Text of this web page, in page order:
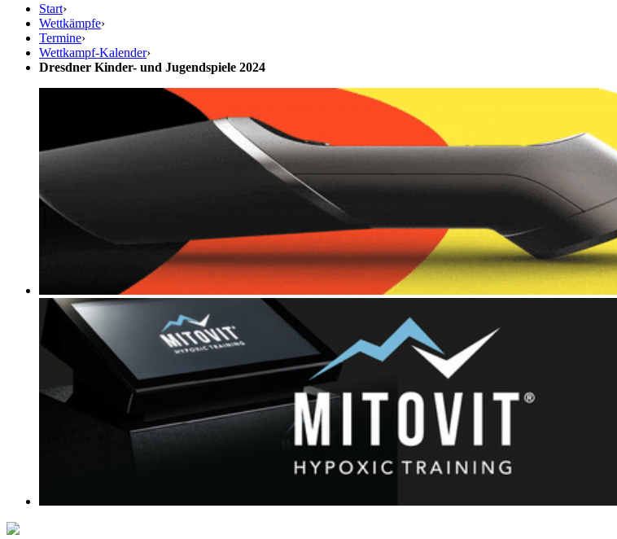
Start›
Wettkämpfe›
Termine›
Wettkampf-Kalender›
Dresdner Kinder- und Jugendspiele 2024